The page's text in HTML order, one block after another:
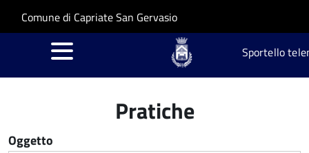
Salta al contenuto principale
Skip to site navigation
Comune di Capriate San Gervasio
Sportello
Pratiche
Oggetto